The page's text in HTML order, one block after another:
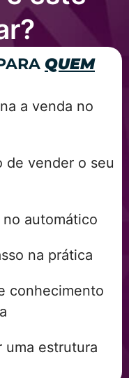
QUEM
a venda no
de vender o seu
automático
na prática
conhecimento
uma estrutura